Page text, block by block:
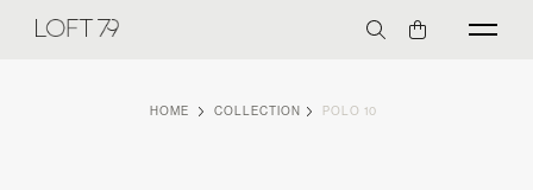
HOME COLLECTION POLO 10